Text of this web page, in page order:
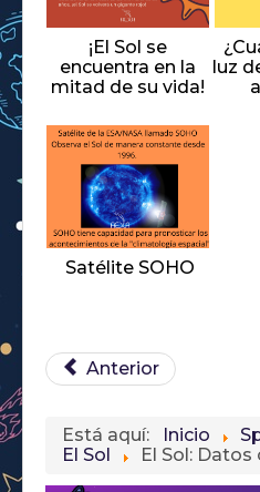
¡El Sol se
encuentra en la
mitad de su vida!
luz
Satélite SOHO
Anterior
Está aquí: Inicio
El Sol
El Sol: Datos